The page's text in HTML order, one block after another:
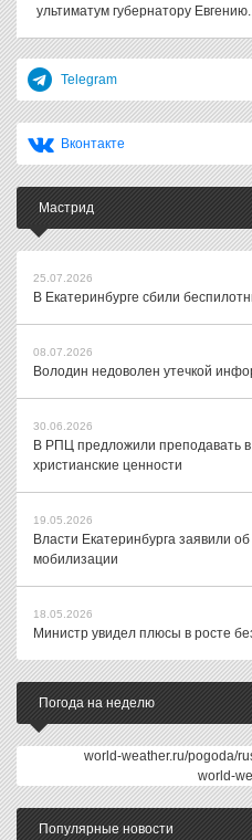
ультиматум губернатору
Telegram
Вконтакте
Мастрид
25.07.2026
В Екатеринбурге сбили
08.07.2026
Володин недоволен утечкой
30.06.2026
В РПЦ предложили преподавать в
христианские ценности
19.05.2026
Власти Екатеринбурга заявили
мобилизации
18.05.2026
Министр увидел плюсы в росте
Погода на неделю
world-weather.ru/pogoda/
world-
Популярные новости